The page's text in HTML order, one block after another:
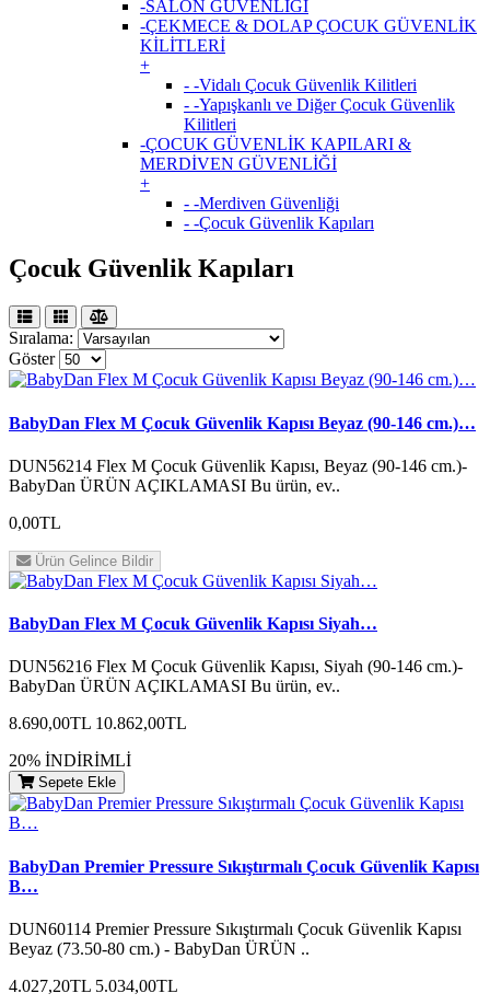
-SALON GÜVENLİĞİ
-ÇEKMECE & DOLAP ÇOCUK GÜVENLİK
KİLİTLERİ
+
- -Vidalı Çocuk Güvenlik Kilitleri
- -Yapışkanlı ve Diğer Çocuk Güvenlik
Kilitleri
-ÇOCUK GÜVENLİK KAPILARI &
MERDİVEN GÜVENLİĞİ
+
- -Merdiven Güvenliği
- -Çocuk Güvenlik Kapıları
Çocuk Güvenlik Kapıları
Sıralama:
Göster
BabyDan Flex M Çocuk Güvenlik Kapısı Beyaz (90-146 cm.)…
DUN56214 Flex M Çocuk Güvenlik Kapısı, Beyaz (90-146 cm.)-
BabyDan ÜRÜN AÇIKLAMASI Bu ürün, ev..
0,00TL
Ürün Gelince Bildir
BabyDan Flex M Çocuk Güvenlik Kapısı Siyah…
DUN56216 Flex M Çocuk Güvenlik Kapısı, Siyah (90-146 cm.)-
BabyDan ÜRÜN AÇIKLAMASI Bu ürün, ev..
8.690,00TL 10.862,00TL
20% İNDİRİMLİ
Sepete Ekle
BabyDan Premier Pressure Sıkıştırmalı Çocuk Güvenlik Kapısı
B…
DUN60114 Premier Pressure Sıkıştırmalı Çocuk Güvenlik Kapısı
Beyaz (73.50-80 cm.) - BabyDan ÜRÜN ..
4.027,20TL 5.034,00TL